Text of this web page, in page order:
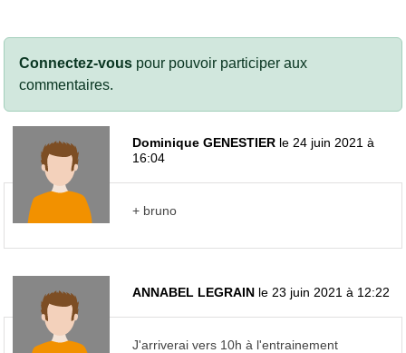
Connectez-vous pour pouvoir participer aux
commentaires.
Dominique GENESTIER le 24 juin 2021 à
16:04
+ bruno
ANNABEL LEGRAIN le 23 juin 2021 à 12:22
J'arriverai vers 10h à l'entrainement